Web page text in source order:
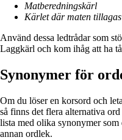
Matberedningskärl
Kärlet där maten tillagas
Använd dessa ledtrådar som
Laggkärl och kom ihåg att ha
Synonymer för
Om du löser en korsord och
så finns det flera alternativa
lista med olika synonymer
annan ordlek.